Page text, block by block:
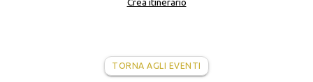
Crea itinerario
TORNA AGLI EVENTI